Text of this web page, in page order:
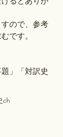
ch
ので、参考
です。
」「対訳史